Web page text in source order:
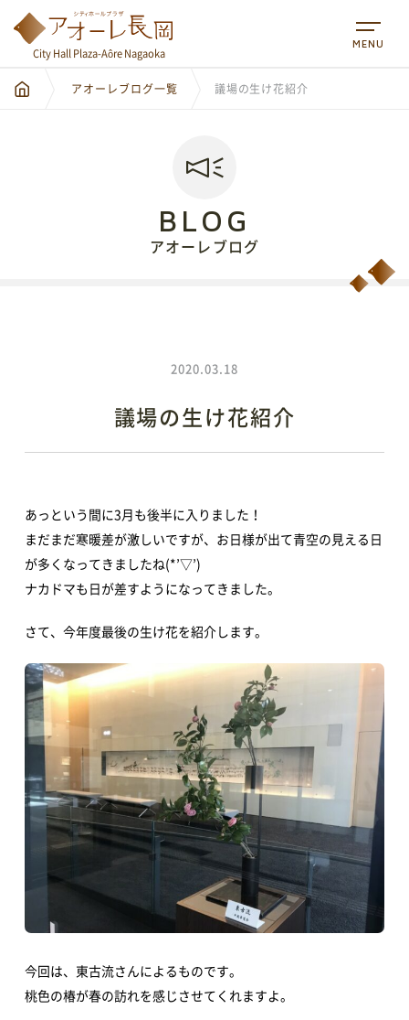
City Hall Plaza-Aôre Nagaoka
アオーレブログ一覧 議場の生け花紹介
BLOG
アオーレブログ
2020.03.18
議場の生け花紹介
あっという間に3月も後半に入りました！
まだまだ寒暖差が激しいですが、お日様が出て青空の見える日
が多くなってきましたね(*’▽’)
ナカドマも日が差すようになってきました。
さて、今年度最後の生け花を紹介します。
今回は、東古流さんによるものです。
桃色の椿が春の訪れを感じさせてくれますよ。
MENU
TOP
アオーレって？
アオーレ長岡って？ フロアマップ
イベント情報
イベントカレンダー 体験・教室